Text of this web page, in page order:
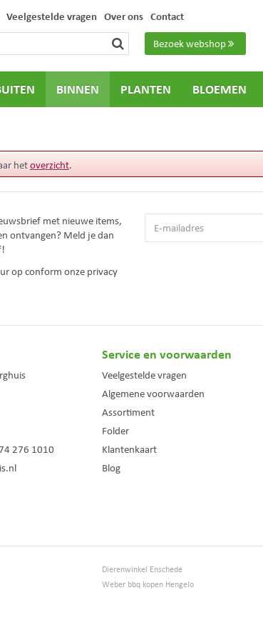
Bezoek webshop
Veelgestelde vragen Over ons Contact
BINNEN PLANTEN BLOEMEN
hetoverzicht.
met nieuwe items,
ontvangen? Meld je dan
op conform onzeprivacy
276 1010
Service en voorwaarden
Veelgestelde vragen
Algemene voorwaarden
Assortiment
Folder
Klantenkaart
Blog
Dierenwinkel Enschede
Weber bbq kopen Hengelo